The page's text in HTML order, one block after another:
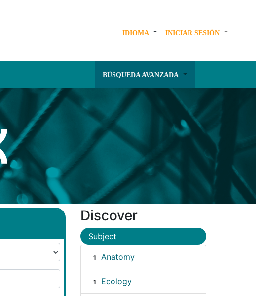
IDIOMA INICIAR SESIÓN
BÚSQUEDA AVANZADA
Discover
Subject
1 Anatomy
1 Ecology